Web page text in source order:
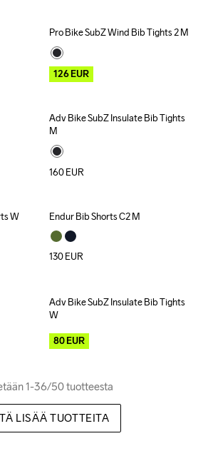
Outlet
Pro Bike SubZ Wind Bib Tights 2 M
126EUR
Adv Bike SubZ Insulate Bib Tights
M
160EUR
W Endur Bib Shorts C2 M
130EUR
Outlet
Adv Bike SubZ Insulate Bib Tights
W
80EUR
1-36/50 tuotteesta
LISÄÄ TUOTTEITA